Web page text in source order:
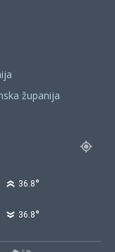
županija
36.8°
36.8°